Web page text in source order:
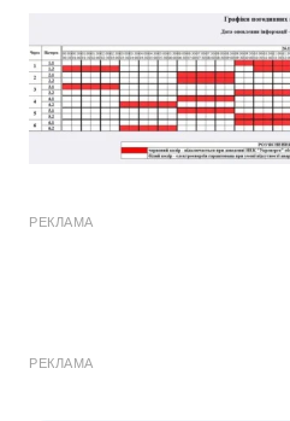
РЕКЛАМА
РЕКЛАМА